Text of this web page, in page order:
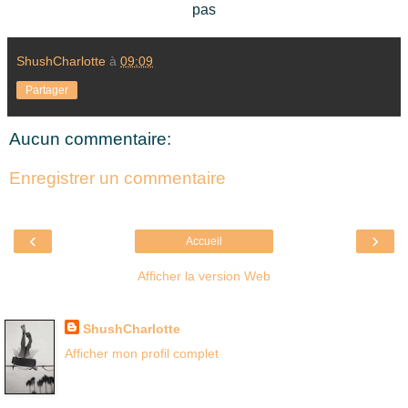
pas
ShushCharlotte à 09:09
Partager
Aucun commentaire:
Enregistrer un commentaire
‹ ›
Accueil
Afficher la version Web
ShushCharlotte
Afficher mon profil complet